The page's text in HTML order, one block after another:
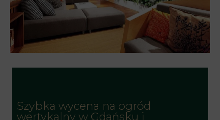
Szybka wycena na ogród
wertykalny w Gdańsku i